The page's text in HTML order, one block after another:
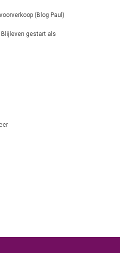
(Blog Paul)
gestart als